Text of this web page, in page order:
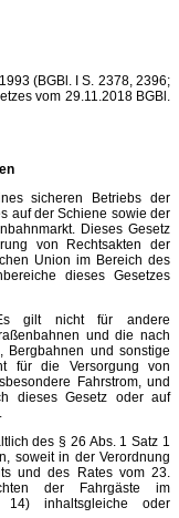
(BGBl. I S. 2378, 2396;
vom 29.11.2018 BGBl.
sicheren Betriebs der
auf der Schiene sowie der
Dieses Gesetz
von Rechtsakten der
Union im Bereich des
dieses Gesetzes
gilt nicht für andere
und die nach
Bergbahnen und sonstige
für die Versorgung von
Fahrstrom, und
dieses Gesetz oder auf
des § 26 Abs. 1 Satz 1
soweit in der Verordnung
und des Rates vom 23.
der Fahrgäste im
inhaltsgleiche oder